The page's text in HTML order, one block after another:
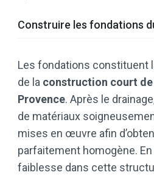
Construire les fondations
Les fondations constituent
de la construction court
Provence. Après le
de matériaux
mises en œuvre afin
parfaitement homogène.
faiblesse dans cette